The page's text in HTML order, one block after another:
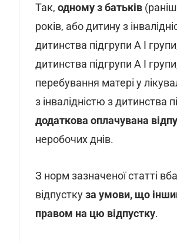
Так, одному з батьків
років, або дитину з
дитинства підгрупи А I
дитинства підгрупи А I
перебування матері у
з інвалідністю з дитинства
додаткова оплачувана
неробочих днів.
З норм зазначеної статті
відпусткуза умови, що
правом на цю відпустку.